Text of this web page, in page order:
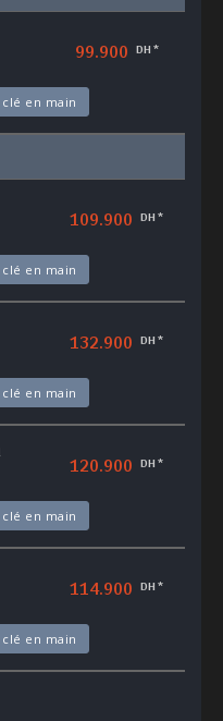
99.900 DH *
clé en main
109.900 DH *
clé en main
132.900 DH *
clé en main
120.900 DH *
clé en main
114.900 DH *
clé en main